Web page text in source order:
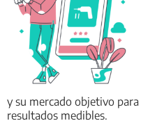
y su mercado objetivo
resultados medibles.